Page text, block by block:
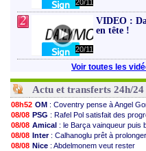
20/11
2
20/11
VIDEO :
en tête !
Voir toutes les
Actu et transferts 24h/24
08h52 OM : Coventry pense à Angel
08/08 PSG : Rafel Pol satisfait des
08/08 Amical : le Barça vainqueur puis
08/08 Inter : Calhanoglu prêt à prolonger
08/08 Nice : Abdelmonem veut rester